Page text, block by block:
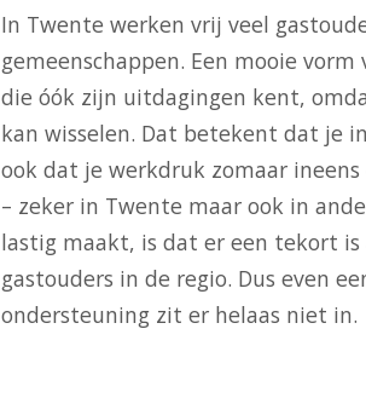
In Twente werken vrij veel
gemeenschappen. Een mooie vorm
die óók zijn uitdagingen kent,
kan wisselen. Dat betekent dat je
ook dat je werkdruk zomaar
– zeker in Twente maar ook in
lastig maakt, is dat er een tekort is
gastouders in de regio. Dus even
ondersteuning zit er helaas niet in.